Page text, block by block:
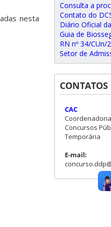
nesta
Consulta a
Contato do
Diário Oficial
Guia de
RN nº 34/CUn/
Setor de
CONTATOS
CAC
Concursos
Temporária
E-mail: